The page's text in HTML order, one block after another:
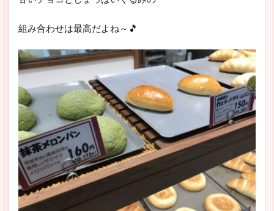
組み合わせは最高だよね～🎵